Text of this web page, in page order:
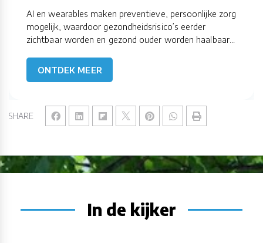
SHARE
AI en wearables maken preventieve, persoonlijke zorg
mogelijk, waardoor gezondheidsrisico’s eerder
zichtbaar worden en gezond ouder worden haalbaar...
ONTDEK MEER
In de kijker